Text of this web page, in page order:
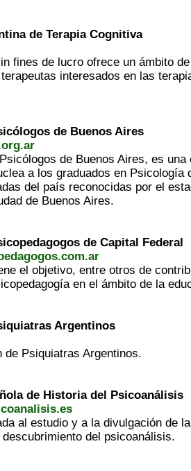
de Terapia Cognitiva
fines de lucro ofrece un ámbito
interesados en las
de Buenos Aires
de Buenos Aires, es una
a los graduados en Psicología
del país reconocidas por el
de Buenos Aires.
de Capital Federal
el objetivo, entre otros de
en el ámbito de la
Argentinos
de Psiquiatras Argentinos.
de Historia del Psicoanálisis
al estudio y a la divulgación de
del psicoanálisis.